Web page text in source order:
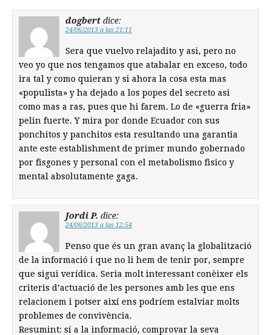
dogbert dice:
24/06/2013 a las 21:11
Sera que vuelvo relajadito y asi, pero no
veo yo que nos tengamos que atabalar en exceso, todo
ira tal y como quieran y si ahora la cosa esta mas
«populista» y ha dejado a los popes del secreto asi
como mas a ras, pues que hi farem. Lo de «guerra fria»
pelin fuerte. Y mira por donde Ecuador con sus
ponchitos y panchitos esta resultando una garantia
ante este establishment de primer mundo gobernado
por fisgones y personal con el metabolismo fisico y
mental absolutamente gaga.
Jordi P. dice:
24/06/2013 a las 12:54
Penso que és un gran avanç la globalització
de la informació i que no li hem de tenir por, sempre
que sigui verídica. Seria molt interessant conèixer els
criteris d’actuació de les persones amb les que ens
relacionem i potser així ens podríem estalviar molts
problemes de convivència.
Resumint: sí a la informació, comprovar la seva